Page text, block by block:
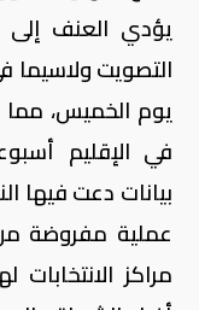
يؤدي العنف إلى
التصويت ولاسيما
يوم الخميس، مما
في الإقليم
بيانات دعت فيها
عملية مفروضة
مراكز